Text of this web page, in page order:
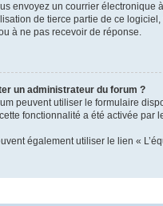
envoyez un courrier électronique
de tierce partie de ce
à ne pas recevoir de réponse.
un administrateur du forum ?
peuvent utiliser le formulaire
fonctionnalité a été activée par
également utiliser le lien «